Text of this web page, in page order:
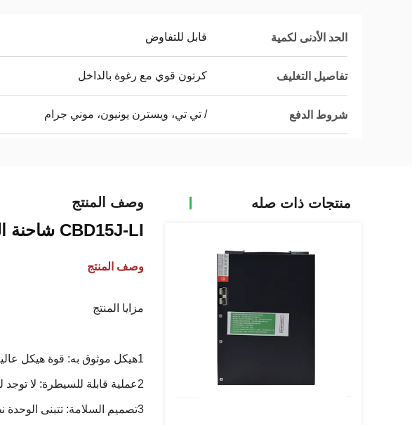
الحد الأدنى لكمية قابل للتفاوض
تفاصيل التغليف كرتون قوي مع رغوة بالداخل
شروط الدفع / تي تي، ويسترن يونيون، موني جرام
منتجات ذات صله وصف المنتج
CBD15J-LI شاحنة الحمولة بطارية الليثيوم 25.6V 40AH 215x190x270mm
وصف المنتج
مزايا المنتج
1هيكل موثوق به: قوة هيكل عالية مضادة للهزات
2عملية قابلة للسيطرة: لا توجد لحام زائدة، أو لحام زائف، أو شقوق، لضمان المظهر المثالي لحزمة البطارية.
3تصميم السلامة: تتبنى الوحدة نظام مواد ليتيم الحديد الفوسفات عالية السلامة.